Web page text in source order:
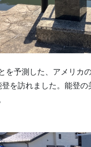
を予測した、アメリカ
を訪れました。能登